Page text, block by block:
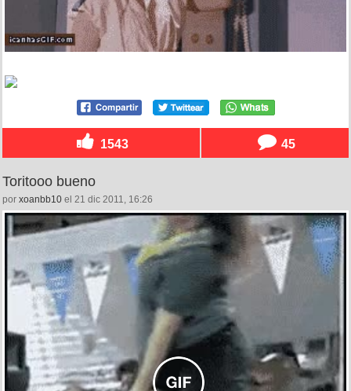
1543 45
Toritooo bueno
por xoanbb10 el 21 dic 2011, 16:26